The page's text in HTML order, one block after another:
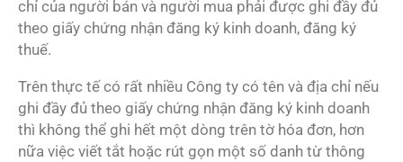
chỉ của người bán và người mua phải được ghi đầy đủ
theo giấy chứng nhận đăng ký kinh doanh, đăng ký
thuế.
Trên thực tế có rất nhiều Công ty có tên và địa chỉ nếu
ghi đầy đủ theo giấy chứng nhận đăng ký kinh doanh
thì không thể ghi hết một dòng trên tờ hóa đơn, hơn
nữa việc viết tắt hoặc rút gọn một số danh từ thông